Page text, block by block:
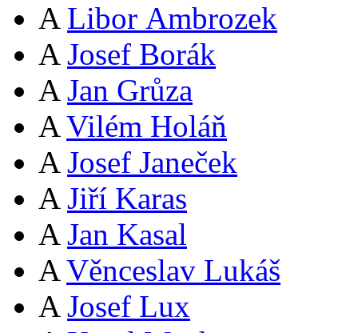
A Libor Ambrozek
A Josef Borák
A Jan Grůza
A Vilém Holáň
A Josef Janeček
A Jiří Karas
A Jan Kasal
A Věnceslav Lukáš
A Josef Lux